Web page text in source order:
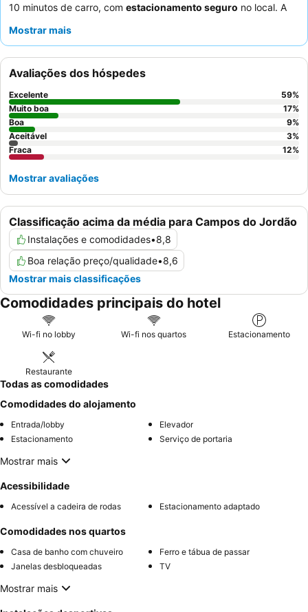
10 minutos de carro, com estacionamento seguro no local. A
espaços verdes, um grande lago com pista de caminhada e
consistentemente a
qualidade e variedade do pequeno-
almoço, destacando as frutas frescas, a diversidade de bolos e
os pastéis. Para uma estadia mais tranquila, considere solicitar
um quarto com vista para o jardim.
Mostrar mais
Classificação acima da média para Campos do Jordão
Instalações e comodidades•8,8
Boa relação preço/qualidade•8,6
Mostrar mais classificações
Avaliações dos hóspedes
Excelente 59%
Muito boa
17%
Boa
9%
Aceitável
3%
Fraca
12%
Mostrar avaliações
Comodidades principais do hotel
Wi-fi no lobby Wi-fi nos quartos Estacionamento
Restaurante
Todas as comodidades
Comodidades do alojamento
Entrada/lobby
Elevador
Estacionamento
Serviço de portaria
Mostrar mais
Acessibilidade
Acessível a cadeira de rodas Estacionamento adaptado
Comodidades nos quartos
Casa de banho com chuveiro
Ferro e tábua de passar
Janelas desbloqueadas
TV
Mostrar mais